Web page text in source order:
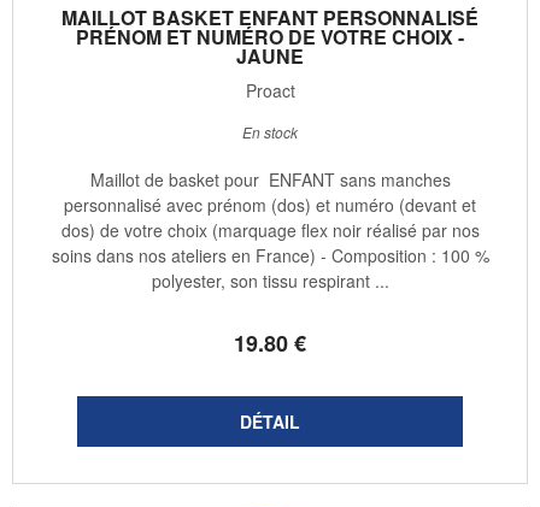
MAILLOT BASKET ENFANT PERSONNALISÉ
PRÉNOM ET NUMÉRO DE VOTRE CHOIX -
JAUNE
Proact
19.80€
En stock
Maillot de basket pour ENFANT sans manches
personnalisé avec prénom (dos) et numéro (devant et
dos) de votre choix (marquage flex noir réalisé par nos
soins dans nos ateliers en France) - Composition : 100 %
polyester, son tissu respirant ...